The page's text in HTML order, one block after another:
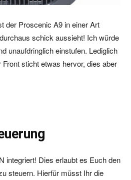
der Proscenic A9 in einer Art
schick aussieht! Ich würde
unaufdringlich einstufen. Lediglich
sticht etwas hervor, dies aber
integriert! Dies erlaubt es Euch den
steuern. Hierfür müsst Ihr die